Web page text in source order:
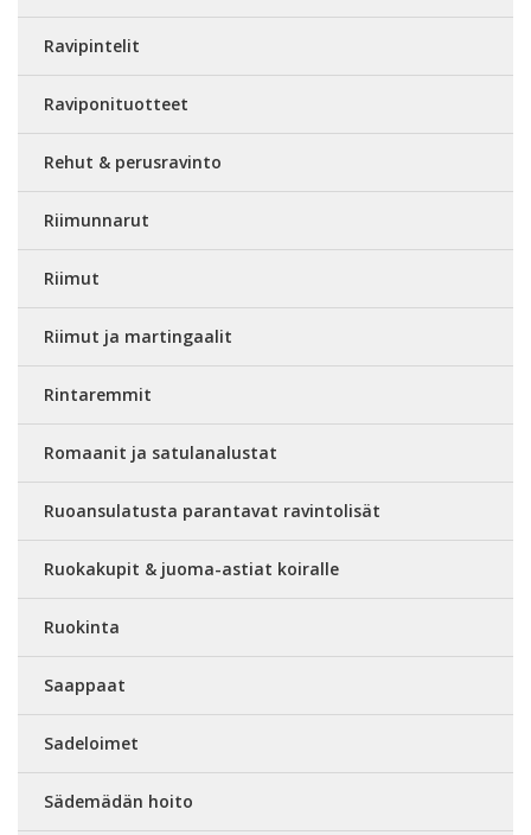
Ravipintelit
Raviponituotteet
Rehut & perusravinto
Riimunnarut
Riimut
Riimut ja martingaalit
Rintaremmit
Romaanit ja satulanalustat
Ruoansulatusta parantavat ravintolisät
Ruokakupit & juoma-astiat koiralle
Ruokinta
Saappaat
Sadeloimet
Sädemädän hoito